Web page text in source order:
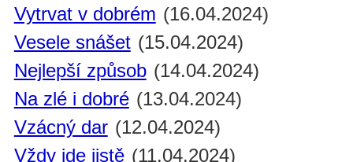
Vytrvat v dobrém (16.04.2024)
Vesele snášet (15.04.2024)
Nejlepší způsob (14.04.2024)
Na zlé i dobré (13.04.2024)
Vzácný dar (12.04.2024)
Vždy jde jistě (11.04.2024)